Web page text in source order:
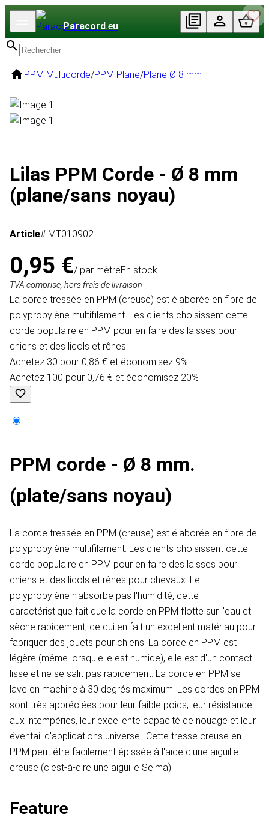
Paracord.eu
PPM Multicorde/PPM Plane/Plane Ø 8 mm
Lilas PPM Corde - Ø 8 mm
(plane/sans noyau)
Article# MT010902
0,95 €/ par mètreEn stock
TVA comprise, hors frais de livraison
La corde tressée en PPM (creuse) est élaborée en fibre de
polypropylène multifilament. Les clients choisissent cette
corde populaire en PPM pour en faire des laisses pour
chiens et des licols et rênes
Achetez 30 pour 0,86 € et économisez 9%
Achetez 100 pour 0,76 € et économisez 20%
PPM corde - Ø 8 mm.
(plate/sans noyau)
La corde tressée en PPM (creuse) est élaborée en fibre de
polypropylène multifilament. Les clients choisissent cette
corde populaire en PPM pour en faire des laisses pour
chiens et des licols et rênes pour chevaux. Le
polypropylène n'absorbe pas l'humidité, cette
caractéristique fait que la corde en PPM flotte sur l'eau et
sèche rapidement, ce qui en fait un excellent matériau pour
fabriquer des jouets pour chiens. La corde en PPM est
légère (même lorsqu'elle est humide), elle est d'un contact
lisse et ne se salit pas rapidement. La corde en PPM se
lave en machine à 30 degrés maximum. Les cordes en PPM
sont très appréciées pour leur faible poids, leur résistance
aux intempéries, leur excellente capacité de nouage et leur
éventail d'applications universel. Cette tresse creuse en
PPM peut être facilement épissée à l'aide d'une aiguille
creuse (c'est-à-dire une aiguille Selma).
Feature